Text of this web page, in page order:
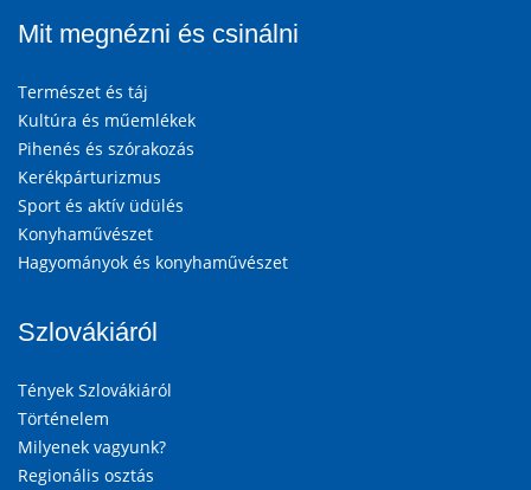
Mit megnézni és csinálni
Természet és táj
Kultúra és műemlékek
Pihenés és szórakozás
Kerékpárturizmus
Sport és aktív üdülés
Konyhaművészet
Hagyományok és konyhaművészet
Szlovákiáról
Tények Szlovákiáról
Történelem
Milyenek vagyunk?
Regionális osztás